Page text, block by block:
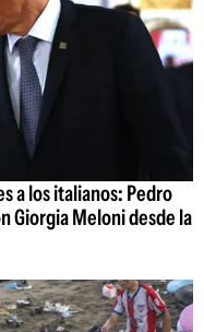
a los italianos: Pedro
Giorgia Meloni desde la